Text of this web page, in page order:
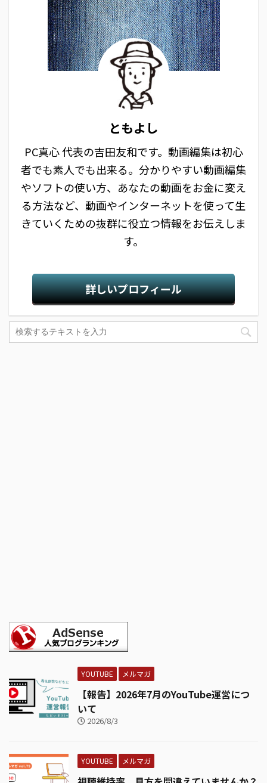
ともよし
PC真心 代表の吉田友和です。動画編集は初心
者でも素人でも出来る。分かりやすい動画編集
やソフトの使い方、あなたの動画をお金に変え
る方法など、動画やインターネットを使って生
きていくための抜群に役立つ情報をお伝えしま
す。
詳しいプロフィール
YOUTUBE メルマガ
【報告】2026年7月のYouTube運営につ
いて
2026/8/3
YOUTUBE メルマガ